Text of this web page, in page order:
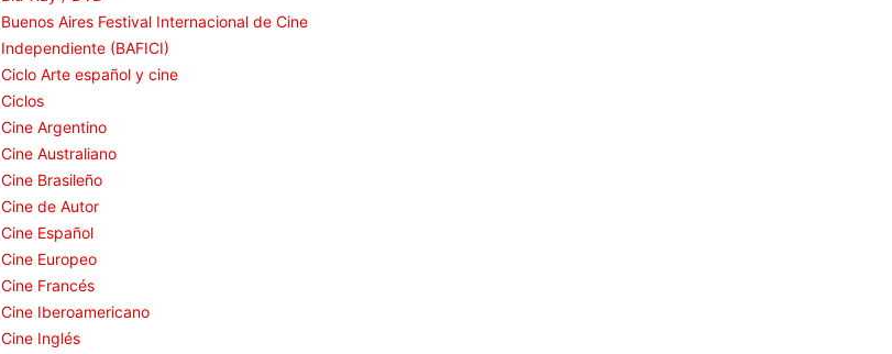
Buenos Aires Festival Internacional de Cine
Independiente (BAFICI)
Ciclo Arte español y cine
Ciclos
Cine Argentino
Cine Australiano
Cine Brasileño
Cine de Autor
Cine Español
Cine Europeo
Cine Francés
Cine Iberoamericano
Cine Inglés